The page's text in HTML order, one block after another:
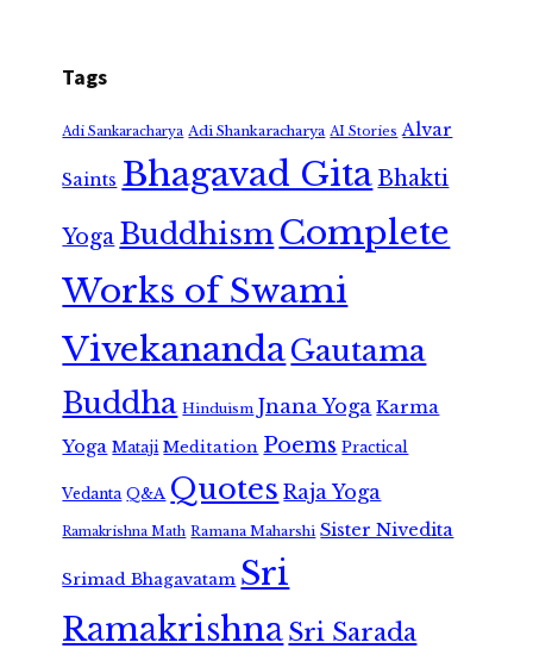
Tags
Adi Sankaracharya Adi Shankaracharya AI Stories Alvar
Saints Bhagavad GitaBhakti
Yoga Buddhism Complete
Works of Swami
VivekanandaGautama
Buddha Hinduism Jnana Yoga Karma
Yoga Mataji Meditation Poems Practical
Vedanta Q&A Quotes Raja Yoga
Ramakrishna Math Ramana Maharshi Sister Nivedita
Srimad Bhagavatam Sri
RamakrishnaSri Sarada